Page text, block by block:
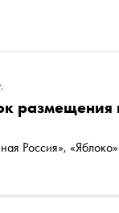
размещения
Россия»,